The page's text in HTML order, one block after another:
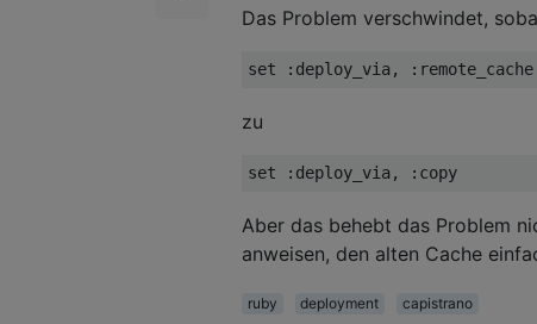
Das Problem verschwindet,
set :deploy_via, :remote_cache
zu
set :deploy_via, :copy
Aber das behebt das Problem
anweisen, den alten Cache
ruby deployment capistrano